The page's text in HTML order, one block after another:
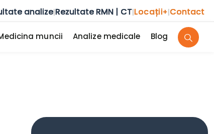
analize|Rezultate RMN | CT|Locații+|Contact
muncii Analize medicale Blog